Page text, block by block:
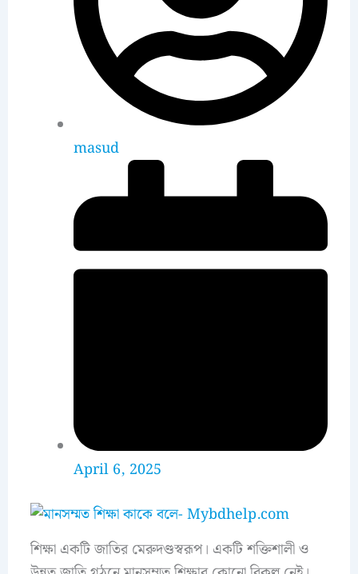
masud
April 6, 2025
শিক্ষা একটি জাতির মেরুদণ্ডস্বরূপ। একটি শক্তিশালী ও